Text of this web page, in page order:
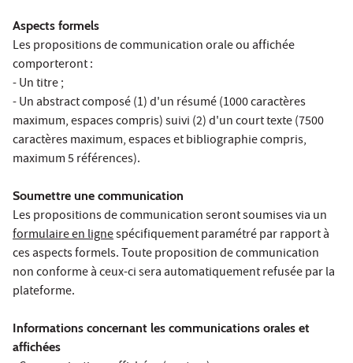
Aspects formels
Les propositions de communication orale ou affichée
comporteront :
- Un titre ;
- Un abstract composé (1) d'un résumé (1000 caractères
maximum, espaces compris) suivi (2) d'un court texte (7500
caractères maximum, espaces et bibliographie compris,
maximum 5 références).
Soumettre une communication
Les propositions de communication seront soumises via un
formulaire en lignespécifiquement paramétré par rapport à
ces aspects formels. Toute proposition de communication
non conforme à ceux-ci sera automatiquement refusée par la
plateforme.
Informations concernant les communications orales et
affichées